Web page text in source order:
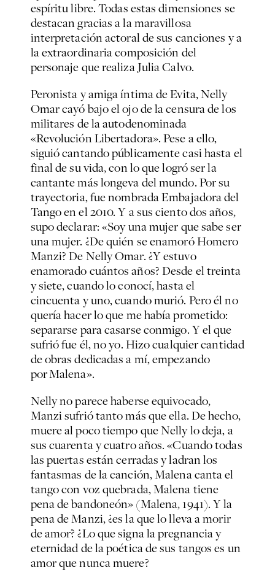
espíritu libre. Todas estas dimensiones se
destacan gracias a la maravillosa
interpretación actoral de sus canciones y a
la extraordinaria composición del
personaje que realiza Julia Calvo.
Peronista y amiga íntima de Evita, Nelly
Omar cayó bajo el ojo de la censura de los
militares de la autodenominada
«Revolución Libertadora». Pese a ello,
siguió cantando públicamente casi hasta el
final de su vida, con lo que logró ser la
cantante más longeva del mundo. Por su
trayectoria, fue nombrada Embajadora del
Tango en el 2010. Y a sus ciento dos años,
supo declarar: «Soy una mujer que sabe ser
una mujer. ¿De quién se enamoró Homero
Manzi? De Nelly Omar. ¿Y estuvo
enamorado cuántos años? Desde el treinta
y siete, cuando lo conocí, hasta el
cincuenta y uno, cuando murió. Pero él no
quería hacer lo que me había prometido:
separarse para casarse conmigo. Y el que
sufrió fue él, no yo. Hizo cualquier cantidad
de obras dedicadas a mí, empezando
por Malena».
Nelly no parece haberse equivocado,
Manzi sufrió tanto más que ella. De hecho,
muere al poco tiempo que Nelly lo deja, a
sus cuarenta y cuatro años. «Cuando todas
las puertas están cerradas y ladran los
fantasmas de la canción, Malena canta el
tango con voz quebrada, Malena tiene
pena de bandoneón» (Malena, 1941). Y la
pena de Manzi, ¿es la que lo lleva a morir
de amor? ¿Lo que signa la pregnancia y
eternidad de la poética de sus tangos es un
amor que nunca muere?